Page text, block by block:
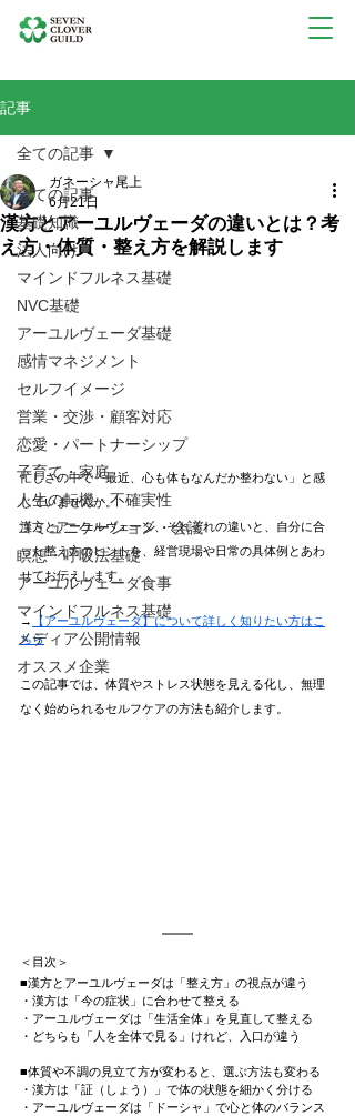
記事
全ての記事
基礎知識
法人向け
マインドフルネス基礎
NVC基礎
アーユルヴェーダ基礎
感情マネジメント
セルフイメージ
営業・交渉・顧客対応
恋愛・パートナーシップ
子育て・家庭
人生の転機・不確実性
コミュニケーション・会議
瞑想・呼吸法基礎
アーユルヴェーダ食事
マインドフルネス基礎
メディア公開情報
オススメ企業
全ての記事
漢方とアーユルヴェーダの違いとは？考
え方・体質・整え方を解説します
ガネーシャ尾上
6月21日
忙しさの中で「最近、心も体もなんだか整わない」と感
じていませんか。
漢方とアーユルヴェーダ、それぞれの違いと、自分に合
った整え方のヒントを、経営現場や日常の具体例とあわ
せてお伝えします。
→
【アーユルヴェーダ】について詳しく知りたい方はこ
ちら
この記事では、体質やストレス状態を見える化し、無理
なく始められるセルフケアの方法も紹介します。
＜目次＞
■漢方とアーユルヴェーダは「整え方」の視点が違う
・漢方は「今の症状」に合わせて整える
・アーユルヴェーダは「生活全体」を見直して整える
・どちらも「人を全体で見る」けれど、入口が違う
■体質や不調の見立て方が変わると、選ぶ方法も変わる
・漢方は「証（しょう）」で体の状態を細かく分ける
・アーユルヴェーダは「ドーシャ」で心と体のバランス